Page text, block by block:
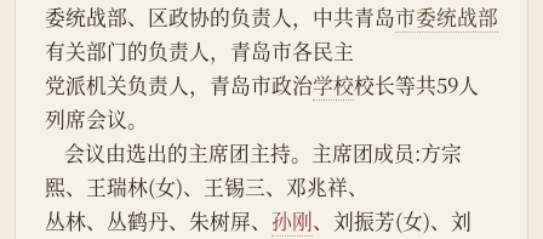
委统战部、区政协的负责人，中共青岛市委统战部
有关部门的负责人，青岛市各民主
党派机关负责人，青岛市政治学校校长等共59人
列席会议。
熙、王瑞林(女)、王锡三、邓兆祥、
丛林、丛鹤丹、朱树屏、 孙刚、刘振芳(女)、刘